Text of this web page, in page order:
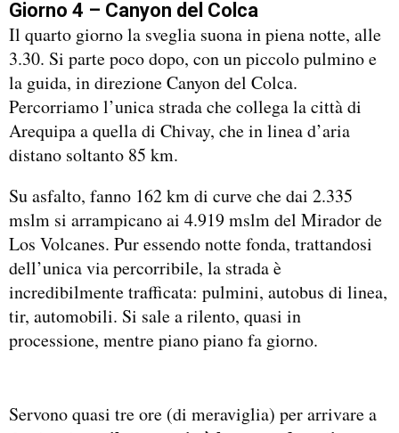
Giorno 4 – Canyon del Colca
Il quarto giorno la sveglia suona in piena notte, alle
3.30. Si parte poco dopo, con un piccolo pulmino e
la guida, in direzione Canyon del Colca.
Percorriamo l’unica strada che collega la città di
Arequipa a quella di Chivay, che in linea d’aria
distano soltanto 85 km.
Su asfalto, fanno 162 km di curve che dai 2.335
mslm si arrampicano ai 4.919 mslm del Mirador de
Los Volcanes. Pur essendo notte fonda, trattandosi
dell’unica via percorribile, la strada è
incredibilmente trafficata: pulmini, autobus di linea,
tir, automobili. Si sale a rilento, quasi in
processione, mentre piano piano fa giorno.
Servono quasi tre ore (di meraviglia) per arrivare a